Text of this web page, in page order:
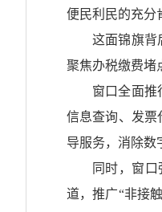
便民利民的充分
这面锦旗背
聚焦办税缴费堵
窗口全面推
信息查询、发票
导服务，消除数
同时，窗
道，推广“非接